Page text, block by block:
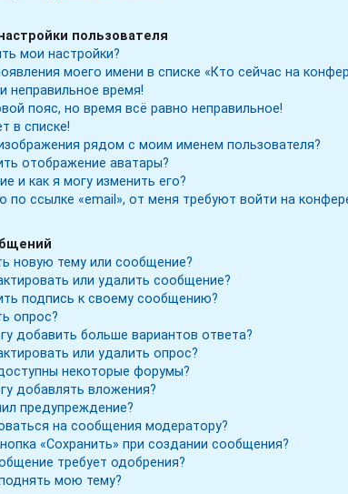
пользователя
мои настройки?
моего имени в списке «Кто сейчас на
неправильное время!
пояс, но время всё равно неправильное!
в списке!
рядом с моим именем пользователя?
отображение аватары?
и как я могу изменить его?
по ссылке «email», от меня требуют войти на
новую тему или сообщение?
или удалить сообщение?
подпись к своему сообщению?
опрос?
добавить больше вариантов ответа?
или удалить опрос?
некоторые форумы?
добавлять вложения?
предупреждение?
на сообщения модератору?
«Сохранить» при создании сообщения?
требует одобрения?
мою тему?